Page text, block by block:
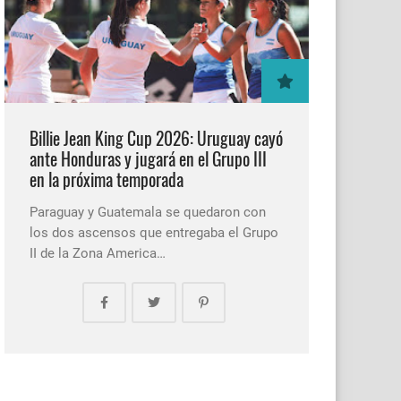
Billie Jean King Cup 2026: Uruguay cayó
ante Honduras y jugará en el Grupo III
en la próxima temporada
Paraguay y Guatemala se quedaron con
los dos ascensos que entregaba el Grupo
II de la Zona America…